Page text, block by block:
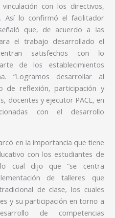
con los directivos,
Así lo confirmó el facilitador
que, de acuerdo a las
el trabajo desarrollado el
satisfechos con lo
de los establecimientos
“Logramos desarrollar al
de reflexión, participación y
docentes y ejecutor PACE, en
con el desarrollo
en la importancia que tiene
con los estudiantes de
lo cual dijo que “se centra
de talleres que
de clase, los cuales
y su participación en torno a
de competencias